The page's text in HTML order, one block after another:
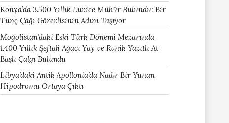
Konya’da 3.500 Yıllık Luvice Mühür Bulundu: Bir
Tunç Çağı Görevlisinin Adını Taşıyor
Moğolistan’daki Eski Türk Dönemi Mezarında
1.400 Yıllık Şeftali Ağacı Yay ve Runik Yazıtlı At
Başlı Çalgı Bulundu
Libya’daki Antik Apollonia’da Nadir Bir Yunan
Hipodromu Ortaya Çıktı